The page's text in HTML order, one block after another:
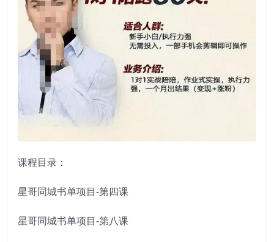
课程目录：
星哥同城书单项目-第四课
星哥同城书单项目-第八课